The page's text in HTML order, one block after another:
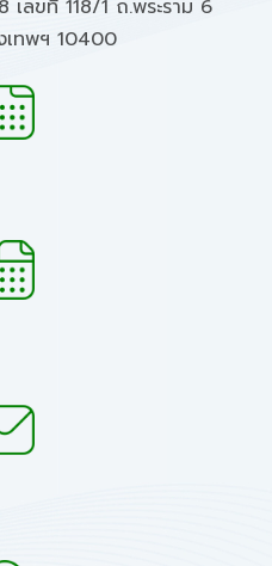
เลขที่ 118/1 ถ.พระราม 6
ทพฯ 10400